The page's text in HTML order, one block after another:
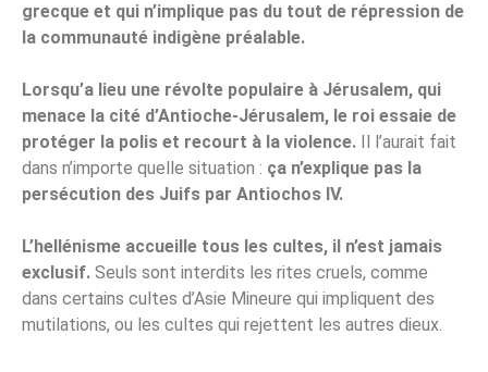
grecque et qui n’implique pas du tout de répression de
la communauté indigène préalable.
Lorsqu’a lieu une révolte populaire à Jérusalem, qui
menace la cité d’Antioche-Jérusalem, le roi essaie de
protéger la polis et recourt à la violence. Il l’aurait fait
dans n’importe quelle situation : ça n’explique pas la
persécution des Juifs par Antiochos IV.
L’hellénisme accueille tous les cultes, il n’est jamais
exclusif. Seuls sont interdits les rites cruels, comme
dans certains cultes d’Asie Mineure qui impliquent des
mutilations, ou les cultes qui rejettent les autres dieux.